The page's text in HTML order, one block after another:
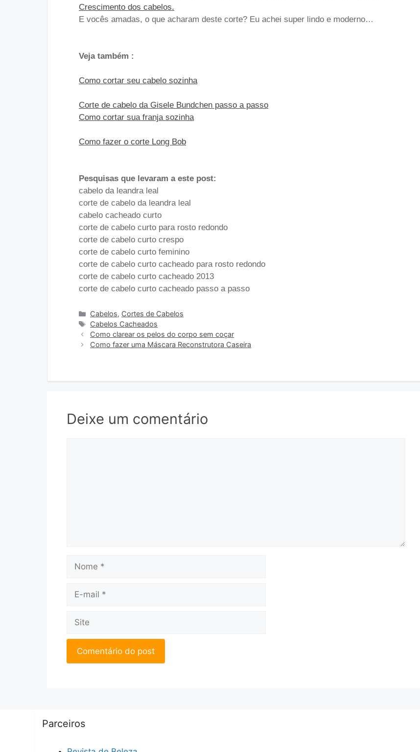
Crescimento dos cabelos.
E vocês amadas, o que acharam deste corte? Eu achei super lindo e moderno…
Veja também :
Como cortar seu cabelo sozinha
Corte de cabelo da Gisele Bundchen passo a passo
Como cortar sua franja sozinha
Como fazer o corte Long Bob
Pesquisas que levaram a este post:
cabelo da leandra leal
corte de cabelo da leandra leal
cabelo cacheado curto
corte de cabelo curto para rosto redondo
corte de cabelo curto crespo
corte de cabelo curto feminino
corte de cabelo curto cacheado para rosto redondo
corte de cabelo curto cacheado 2013
corte de cabelo curto cacheado passo a passo
Categorias
Cabelos, Cortes de Cabelos
Tags
Cabelos Cacheados
Como clarear os pelos do corpo sem coçar
Como fazer uma Máscara Reconstrutora Caseira
Deixe um comentário
mail
Parceiros